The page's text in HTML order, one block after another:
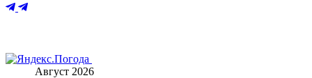
Август 2026